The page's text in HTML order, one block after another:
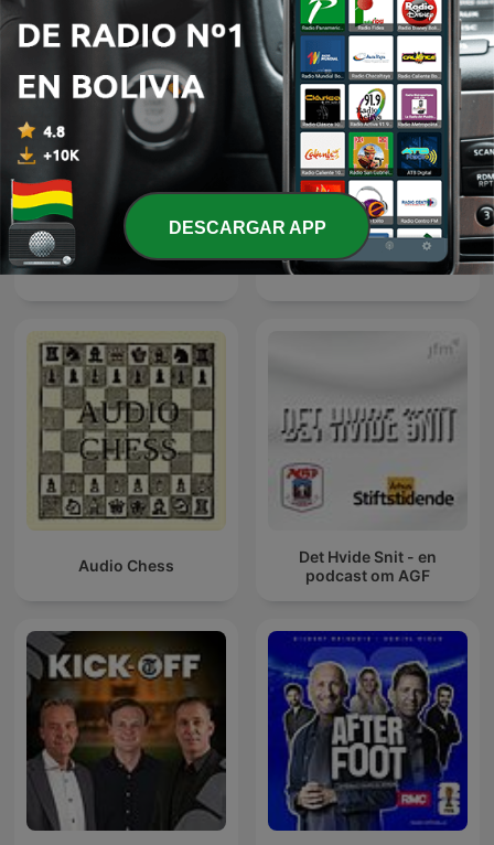
KieftJansenEgmondGijp Vandaag Inside
Audio Chess
Det Hvide Snit - en
podcast om AGF
DESCARGAR APP